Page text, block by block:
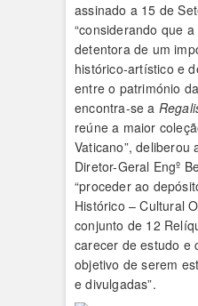
assinado a 15 de
“considerando que
detentora de um
histórico-artístico e
entre o património
encontra-se a
reúne a maior
Vaticano”, deliberou
Diretor-Geral Engº
“proceder ao
Histórico – Cultural
conjunto de 12
carecer de estudo e
objetivo de serem
e divulgadas”.